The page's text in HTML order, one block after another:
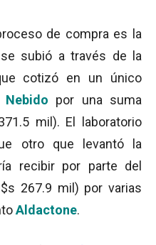
de compra es la
subió a través de la
cotizó en un único
Nebido por una suma
mil). El laboratorio
otro que levantó la
recibir por parte del
267.9 mil) por varias
Aldactone.